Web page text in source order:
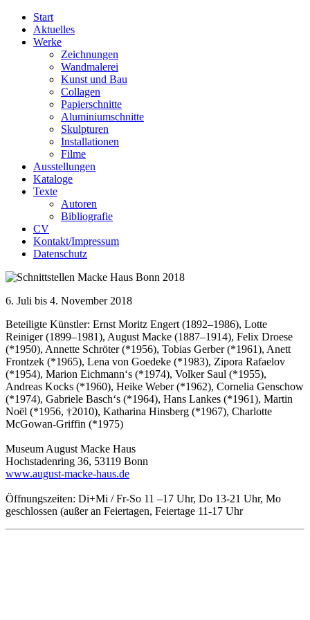
Start
Aktuelles
Werke
Zeichnungen
Wandmalerei
Kunst und Bau
Collagen
Papierschnitte
Aluminiumschnitte
Skulpturen
Installationen
Filme
Ausstellungen
Kataloge
Texte
Autoren
Bibliografie
CV
Kontakt/Impressum
Datenschutz
6. Juli bis 4. November 2018
Beteiligte Künstler: Ernst Moritz Engert (1892–1986), Lotte
Reiniger (1899–1981), August Macke (1887–1914), Felix Droese
(*1950), Annette Schröter (*1956), Tobias Gerber (*1961), Anett
Frontzek (*1965), Lena von Goedeke (*1983), Zipora Rafaelov
(*1954), Marion Eichmann‘s (*1974), Volker Saul (*1955),
Andreas Kocks (*1960), Heike Weber (*1962), Cornelia Genschow
(*1974), Gabriele Basch‘s (*1964), Hans Lankes (*1961), Martin
Noël (*1956, †2010), Katharina Hinsberg (*1967), Charlotte
McGowan-Griffin (*1975)
Museum August Macke Haus
Hochstadenring 36, 53119 Bonn
www.august-macke-haus.de
Öffnungszeiten: Di+Mi / Fr-So 11 –17 Uhr, Do 13-21 Uhr, Mo
geschlossen (außer an Feiertagen, Feiertage 11-17 Uhr